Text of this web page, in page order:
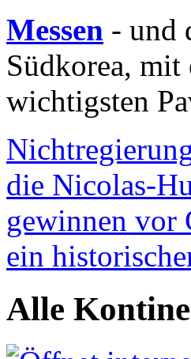
Messen - und
Südkorea,
wichtigsten
die Nicolas-
gewinnen vor
ein
Alle